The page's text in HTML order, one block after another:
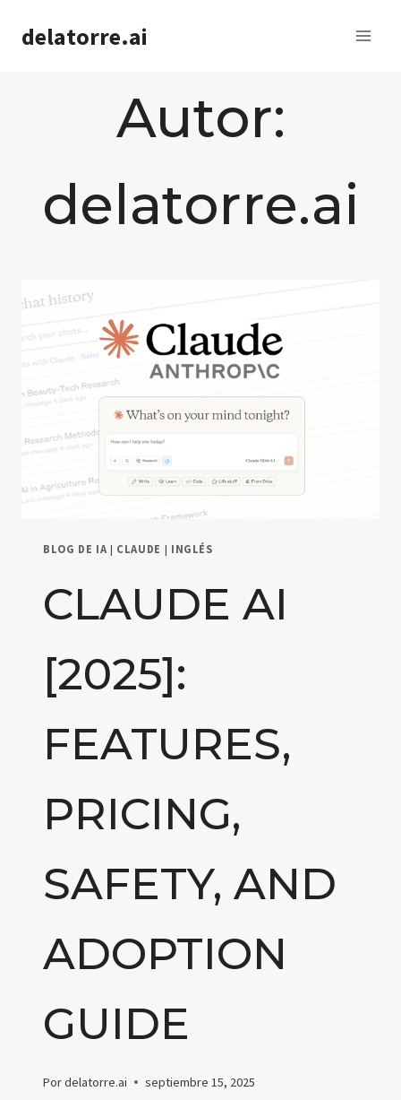
delatorre.ai
Autor:
delatorre.ai
BLOG DE IA | CLAUDE | INGLÉS
CLAUDE AI
[2025]:
FEATURES,
PRICING,
SAFETY, AND
ADOPTION
GUIDE
Pordelatorre.ai septiembre 15, 2025